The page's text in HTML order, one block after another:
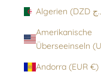
Amerikanische
Andorra (EUR €)